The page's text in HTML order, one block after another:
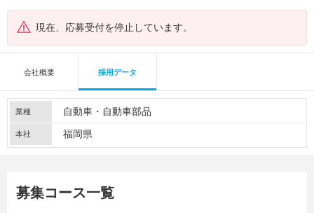
現在、応募受付を停止しています。
会社概要 採用データ
業種 自動車・自動車部品
本社 福岡県
募集コース一覧